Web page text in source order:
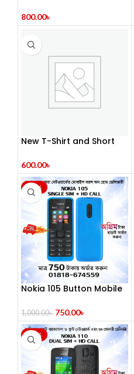
800.00৳
New T-Shirt and Short
600.00৳
-25%
Nokia 105 Button Mobile
1,000.00৳ 750.00৳
-28%